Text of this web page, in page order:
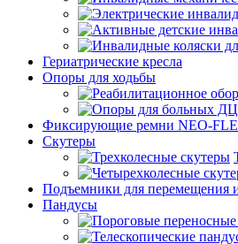
Гериатрические кресла
Опоры для ходьбы
Фиксирующие ремни NEO-
Скутеры
Подъемники для перемещения
Пандусы